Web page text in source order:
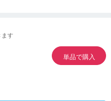
す
単品で購入